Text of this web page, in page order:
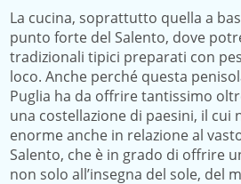
La cucina, soprattutto quella a
punto forte del Salento, dove
tradizionali tipici preparati con
loco. Anche perché questa
Puglia ha da offrire tantissimo
una costellazione di paesini, il cui
enorme anche in relazione al
Salento, che è in grado di offrire
non solo all’insegna del sole, del